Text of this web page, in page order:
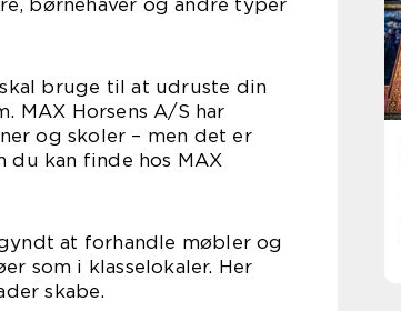
børnehaver og andre typer
bruge til at udruste din
MAX Horsens A/S har
og skoler – men det er
du kan finde hos MAX
at forhandle møbler og
som i klasselokaler. Her
skabe.